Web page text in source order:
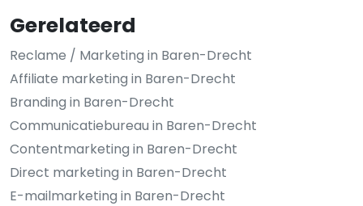
Gerelateerd
Reclame / Marketing in Baren-Drecht
Affiliate marketing in Baren-Drecht
Branding in Baren-Drecht
Communicatiebureau in Baren-Drecht
Contentmarketing in Baren-Drecht
Direct marketing in Baren-Drecht
E-mailmarketing in Baren-Drecht